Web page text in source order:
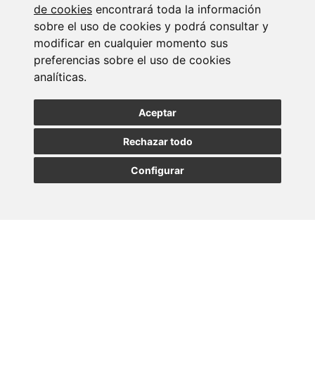
de cookies encontrará toda la información
sobre el uso de cookies y podrá consultar y
modificar en cualquier momento sus
preferencias sobre el uso de cookies
analíticas.
Aceptar
Rechazar todo
Configurar
Suscribirse a la
newsletter
Entérate de nuestras últimas noticias
SUSCRIBIRSE